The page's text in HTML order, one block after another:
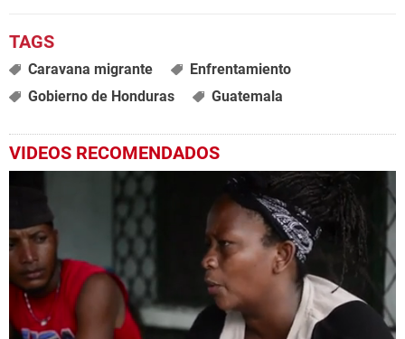
Caravana migrante
Enfrentamiento
Gobierno de Honduras
Guatemala
VIDEOS RECOMENDADOS